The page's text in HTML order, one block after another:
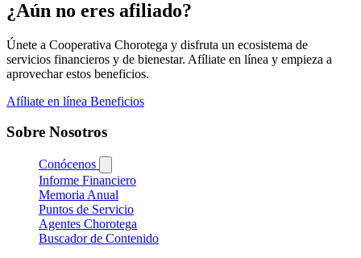
¿Aún no eres afiliado?
Únete a Cooperativa Chorotega y disfruta un ecosistema de
servicios financieros y de bienestar. Afíliate en línea y empieza a
aprovechar estos beneficios.
Afíliate en línea Beneficios
Sobre Nosotros
Conócenos
Informe Financiero
Memoria Anual
Puntos de Servicio
Agentes Chorotega
Buscador de Contenido